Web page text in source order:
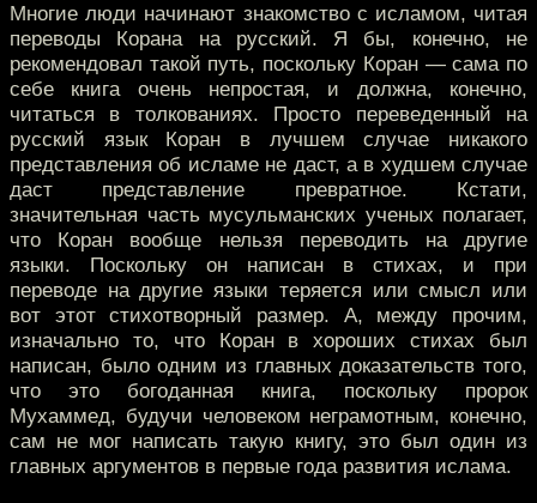
Многие люди начинают знакомство с исламом, читая
переводы Корана на русский. Я бы, конечно, не
рекомендовал такой путь, поскольку Коран — сама по
себе книга очень непростая, и должна, конечно,
читаться в толкованиях. Просто переведенный на
русский язык Коран в лучшем случае никакого
представления об исламе не даст, а в худшем случае
даст представление превратное. Кстати,
значительная часть мусульманских ученых полагает,
что Коран вообще нельзя переводить на другие
языки. Поскольку он написан в стихах, и при
переводе на другие языки теряется или смысл или
вот этот стихотворный размер. А, между прочим,
изначально то, что Коран в хороших стихах был
написан, было одним из главных доказательств того,
что это богоданная книга, поскольку пророк
Мухаммед, будучи человеком неграмотным, конечно,
сам не мог написать такую книгу, это был один из
главных аргументов в первые года развития ислама.